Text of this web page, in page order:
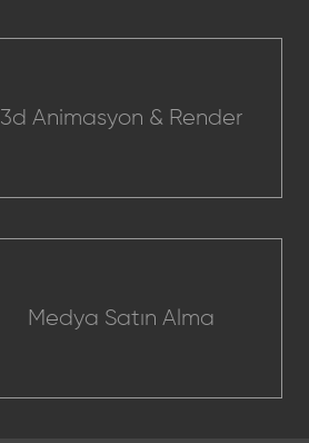
3d Animasyon & Render
Medya Satın Alma